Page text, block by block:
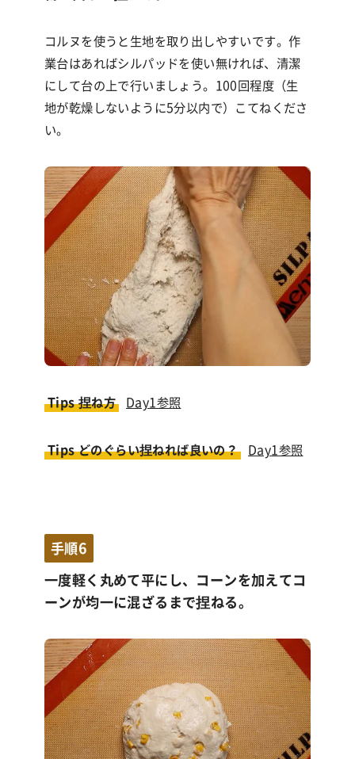
コルヌを使うと生地を取り出しやすいです。作
業台はあればシルパッドを使い無ければ、清潔
にして台の上で行いましょう。100回程度（生
地が乾燥しないように5分以内で）こてねくださ
い。
Tips 捏ね方 Day1参照
Tips どのぐらい捏ねれば良いの？ Day1参照
手順6
一度軽く丸めて平にし、コーンを加えてコ
ーンが均一に混ざるまで捏ねる。